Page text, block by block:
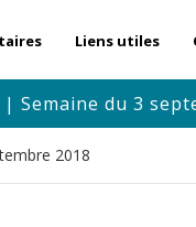
Liens utiles
Semaine du 3
2018